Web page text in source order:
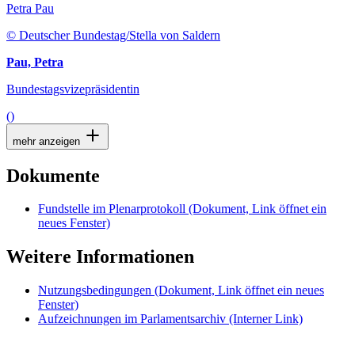
Petra Pau
© Deutscher Bundestag/Stella von Saldern
Pau, Petra
Bundestagsvizepräsidentin
()
mehr anzeigen
Dokumente
Fundstelle im Plenarprotokoll (Dokument, Link öffnet ein
neues Fenster)
Weitere Informationen
Nutzungsbedingungen (Dokument, Link öffnet ein neues
Fenster)
Aufzeichnungen im Parlamentsarchiv (Interner Link)